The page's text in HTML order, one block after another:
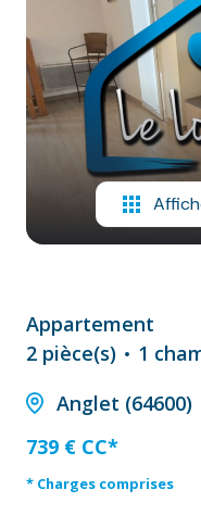
DOSSIER DE
CANDIDATURE
NOS
PRESTATIONS
CONTACT
Appartement
2 pièce(s)
1
Anglet (64600)
739 € CC*
* Charges comprises